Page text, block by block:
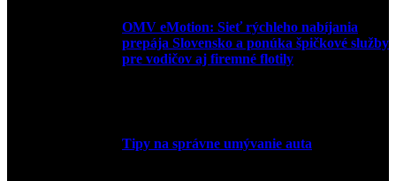
OMV eMotion: Sieť rýchleho nabíjania
prepája Slovensko a ponúka špičkové služby
pre vodičov aj firemné flotily
Tipy na správne umývanie auta